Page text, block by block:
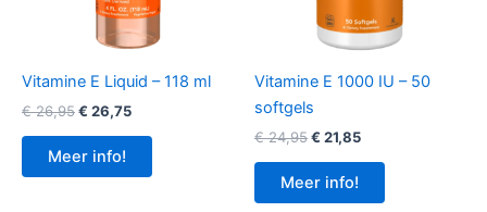
Vitamine E Liquid – 118 ml
€26,95Oorspronkelijke
was:
€ 26,95.
€ 26,75Huidige
Meer info!
Vitamine E 1000 IU – 50
softgels
€24,95Oorspronkelijke
was:
€ 24,95.
€ 21,85Huidige
Meer info!